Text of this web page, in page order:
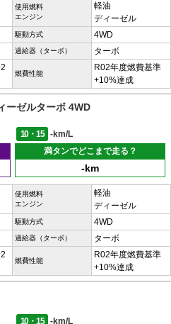
使用燃料
エンジン
軽油
ディーゼル
駆動方式 4WD
過給器（ターボ） ターボ
燃費性能
R02年度燃費基準
+10%達成
ーゼルターボ 4WD
10・15
-km/L
満タンでどこまで走る？
-km
使用燃料
エンジン
軽油
ディーゼル
駆動方式 4WD
過給器（ターボ） ターボ
燃費性能
R02年度燃費基準
+10%達成
10・15 -km/L